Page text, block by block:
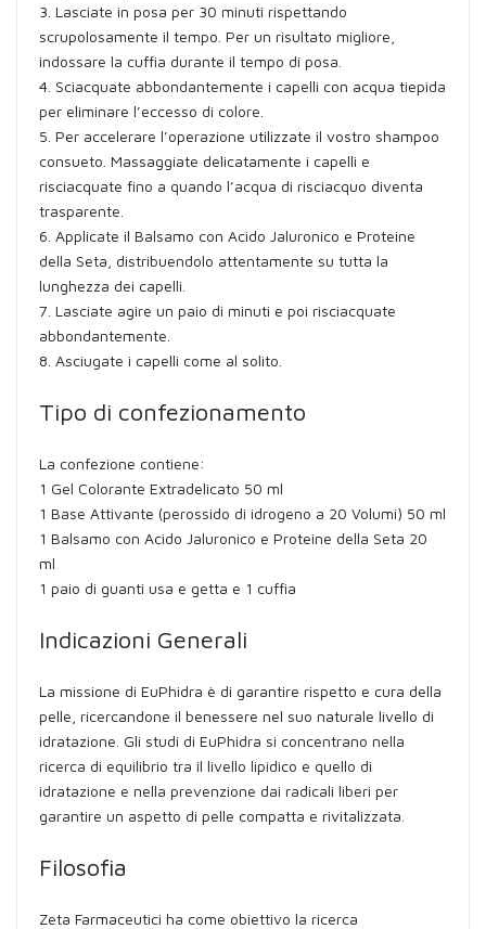
3. Lasciate in posa per 30 minuti rispettando
scrupolosamente il tempo. Per un risultato migliore,
indossare la cuffia durante il tempo di posa.
4. Sciacquate abbondantemente i capelli con acqua tiepida
per eliminare l’eccesso di colore.
5. Per accelerare l’operazione utilizzate il vostro shampoo
consueto. Massaggiate delicatamente i capelli e
risciacquate fino a quando l’acqua di risciacquo diventa
trasparente.
6. Applicate il Balsamo con Acido Jaluronico e Proteine
della Seta, distribuendolo attentamente su tutta la
lunghezza dei capelli.
7. Lasciate agire un paio di minuti e poi risciacquate
abbondantemente.
8. Asciugate i capelli come al solito.
Tipo di confezionamento
La confezione contiene:
1 Gel Colorante Extradelicato 50 ml
1 Base Attivante (perossido di idrogeno a 20 Volumi) 50 ml
1 Balsamo con Acido Jaluronico e Proteine della Seta 20
ml
1 paio di guanti usa e getta e 1 cuffia
Indicazioni Generali
La missione di EuPhidra è di garantire rispetto e cura della
pelle, ricercandone il benessere nel suo naturale livello di
idratazione. Gli studi di EuPhidra si concentrano nella
ricerca di equilibrio tra il livello lipidico e quello di
idratazione e nella prevenzione dai radicali liberi per
garantire un aspetto di pelle compatta e rivitalizzata.
Filosofia
Zeta Farmaceutici ha come obiettivo la ricerca